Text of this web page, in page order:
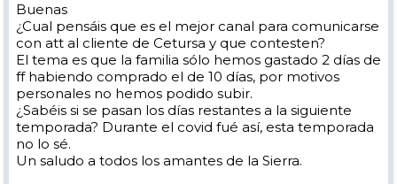
Buenas
¿Cual pensáis que es el mejor canal para comunicarse
con att al cliente de Cetursa y que contesten?
El tema es que la familia sólo hemos gastado 2 días de
ff habiendo comprado el de 10 días, por motivos
personales no hemos podido subir.
¿Sabéis si se pasan los días restantes a la siguiente
temporada? Durante el covid fué así, esta temporada
no lo sé.
Un saludo a todos los amantes de la Sierra.